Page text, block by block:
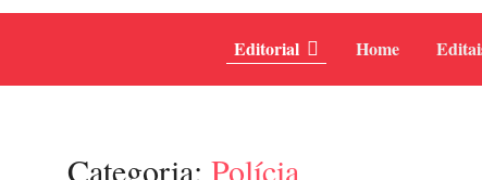
Editorial Home
Categoria: Polícia